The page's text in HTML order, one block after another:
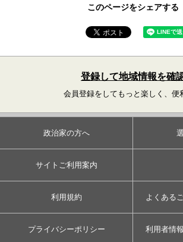
このページをシェアする
登録して地域情報を確
会員登録をしてもっと楽しく、便
政治家の方へ
サイトご利用案内
利用規約 よくある
プライバシーポリシー 利用者情